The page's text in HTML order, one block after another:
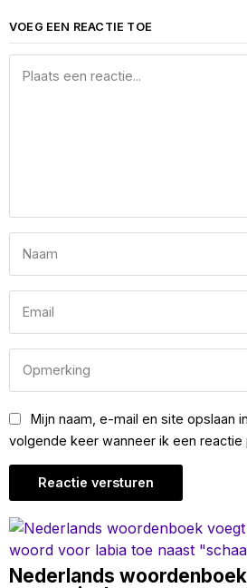
VOEG EEN REACTIE TOE
Mijn naam, e-mail en site opslaan
volgende keer wanneer ik een reactie
Nederlands